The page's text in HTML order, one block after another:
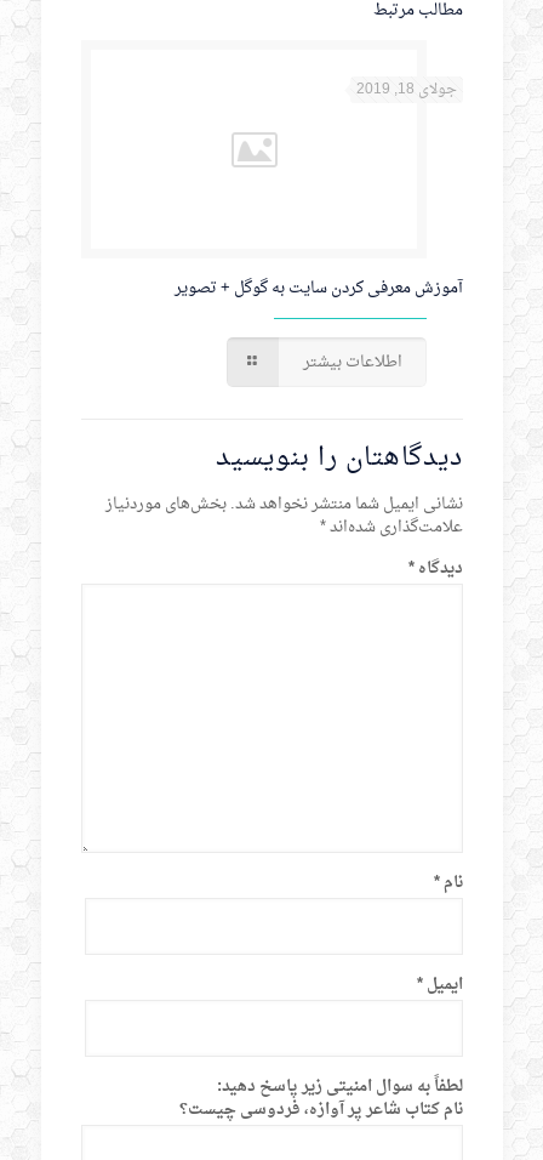
مطالب مرتبط
جولای 18, 2019
آموزش معرفی کردن سایت به گوگل + تصویر
اطلاعات بیشتر
دیدگاهتان را بنویسید
نشانی ایمیل شما منتشر نخواهد شد.بخش‌های موردنیاز
علامت‌گذاری شده‌اند*
دیدگاه*
نام*
ایمیل*
لطفاً به سوال امنیتی زیر پاسخ دهید:
نام کتاب شاعر پر آوازه، فردوسی چیست؟